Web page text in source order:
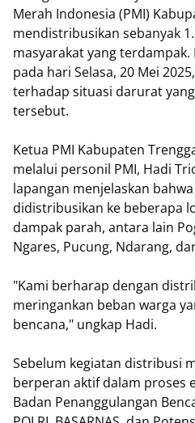
Merah Indonesia (PMI)
mendistribusikan sebanyak
masyarakat yang
pada hari Selasa, 20 Mei
terhadap situasi darurat
tersebut.
Ketua PMI Kabupaten
melalui personil PMI, Hadi
lapangan menjelaskan
didistribusikan ke beberapa
dampak parah, antara lain
Ngares, Pucung, Ndarang,
"Kami berharap dengan
meringankan beban warga
bencana," ungkap Hadi.
Sebelum kegiatan distribusi
berperan aktif dalam proses
Badan Penanggulangan